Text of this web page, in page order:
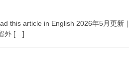
this article in English 2026年5月更新
外 […]